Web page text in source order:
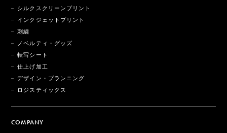
シルクスクリーンプリント
インクジェットプリント
刺繍
ノベルティ・グッズ
転写シート
仕上げ加工
デザイン・プランニング
ロジスティックス
COMPANY